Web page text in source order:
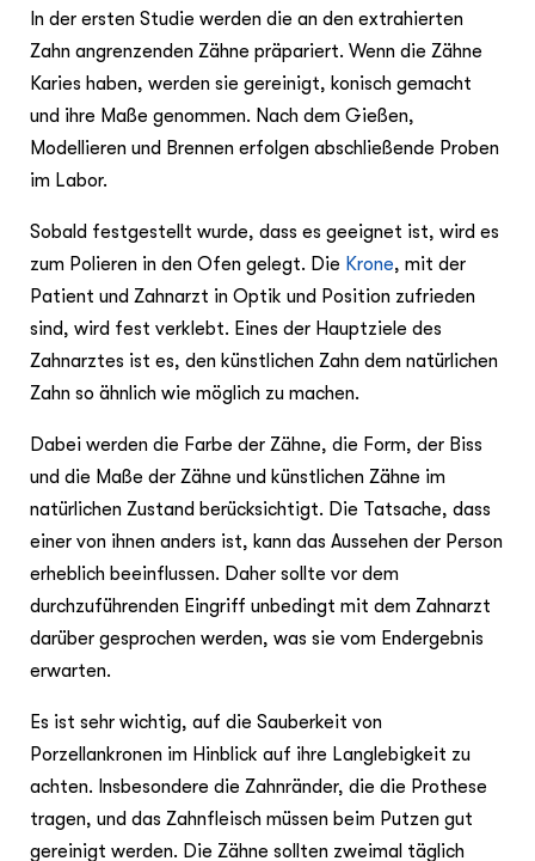
In der ersten Studie werden die an den extrahierten
Zahn angrenzenden Zähne präpariert. Wenn die Zähne
Karies haben, werden sie gereinigt, konisch gemacht
und ihre Maße genommen. Nach dem Gießen,
Modellieren und Brennen erfolgen abschließende Proben
im Labor.
Sobald festgestellt wurde, dass es geeignet ist, wird es
zum Polieren in den Ofen gelegt. Die Krone, mit der
Patient und Zahnarzt in Optik und Position zufrieden
sind, wird fest verklebt. Eines der Hauptziele des
Zahnarztes ist es, den künstlichen Zahn dem natürlichen
Zahn so ähnlich wie möglich zu machen.
Dabei werden die Farbe der Zähne, die Form, der Biss
und die Maße der Zähne und künstlichen Zähne im
natürlichen Zustand berücksichtigt. Die Tatsache, dass
einer von ihnen anders ist, kann das Aussehen der Person
erheblich beeinflussen. Daher sollte vor dem
durchzuführenden Eingriff unbedingt mit dem Zahnarzt
darüber gesprochen werden, was sie vom Endergebnis
erwarten.
Es ist sehr wichtig, auf die Sauberkeit von
Porzellankronen im Hinblick auf ihre Langlebigkeit zu
achten. Insbesondere die Zahnränder, die die Prothese
tragen, und das Zahnfleisch müssen beim Putzen gut
gereinigt werden. Die Zähne sollten zweimal täglich